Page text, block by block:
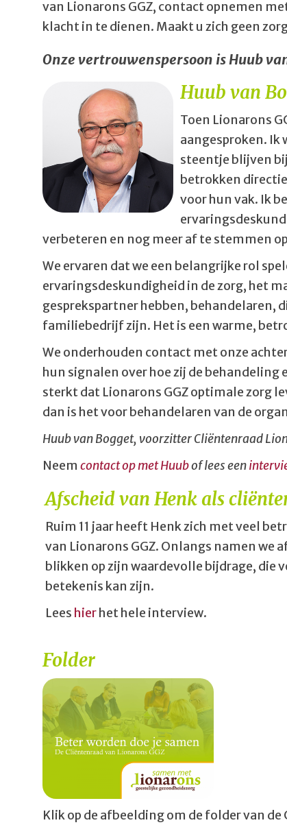
van Lionarons GGZ, contact opnemen
klacht in te dienen. Maakt u zich geen
Onze vertrouwenspersoon is Huub
Huub van
Toen Lionarons
aangesproken. Ik
steentje blijven
betrokken
voor hun vak. Ik
verbeteren en nog meer af te stemmen
We ervaren dat we een belangrijke rol
ervaringsdeskundigheid in de zorg, het
gesprekspartner hebben, behandelaren,
familiebedrijf zijn. Het is een warme,
We onderhouden contact met onze
hun signalen over hoe zij de
sterkt dat Lionarons GGZ optimale zorg
dan is het voor behandelaren van de
Huub van Bogget, voorzitter Cliëntenraad
Neem contact op met Huubof lees een
Afscheid van Henk als
Ruim 11 jaar heeft Henk zich met veel
van Lionarons GGZ. Onlangs namen we
blikken op zijn waardevolle bijdrage, die
betekenis kan zijn.
Lees hier het hele interview.
Folder
Klik op de afbeelding om de folder van